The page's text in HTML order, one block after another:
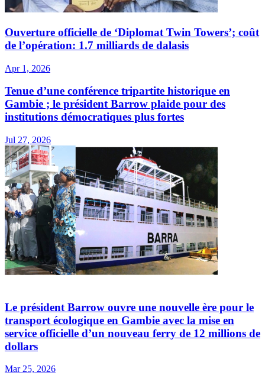
Ouverture officielle de ‘Diplomat Twin Towers’; coût
de l’opération: 1.7 milliards de dalasis
Apr 1, 2026
Tenue d’une conférence tripartite historique en
Gambie ; le président Barrow plaide pour des
institutions démocratiques plus fortes
Jul 27, 2026
Le président Barrow ouvre une nouvelle ère pour le
transport écologique en Gambie avec la mise en
service officielle d’un nouveau ferry de 12 millions de
dollars
Mar 25, 2026